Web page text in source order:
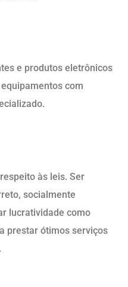
e produtos eletrônicos
com
às leis. Ser
socialmente
lucratividade como
prestar ótimos serviços